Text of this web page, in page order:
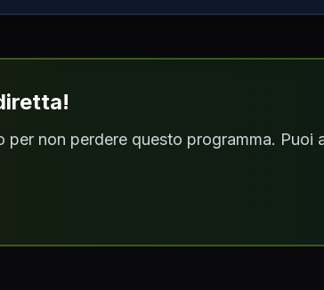
non perdere questo programma.